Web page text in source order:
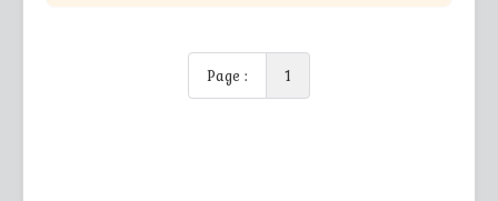
Page : 1